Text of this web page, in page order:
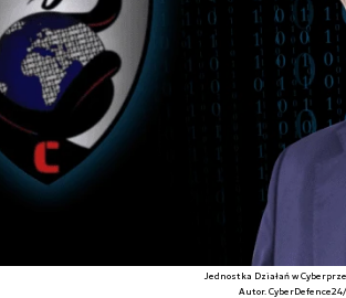
Jednostka Działań w
Autor.